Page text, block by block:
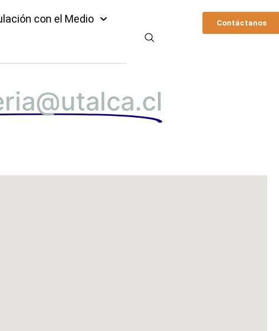
con el Medio Contáctanos